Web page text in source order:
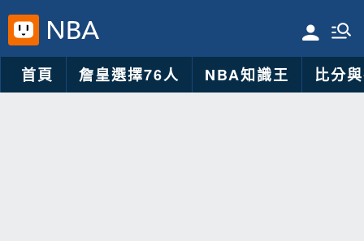
首頁 詹皇選擇76人 NBA知識王 比分